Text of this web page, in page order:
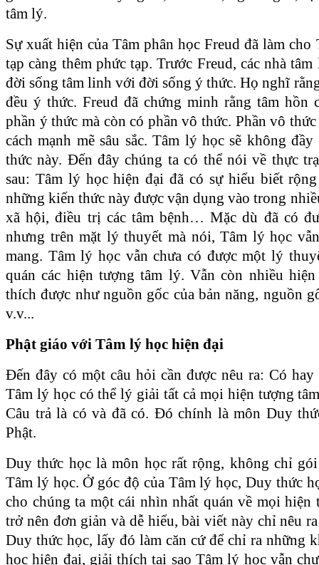
tâm lý.
Sự xuất hiện của Tâm phân học Freud đã làm
tạp càng thêm phức tạp. Trước Freud, các nhà
đời sống tâm linh với đời sống ý thức. Họ nghĩ
đều ý thức. Freud đã chứng minh rằng tâm hồn
phần ý thức mà còn có phần vô thức. Phần vô
cách mạnh mẽ sâu sắc. Tâm lý học sẽ không
thức này. Đến đây chúng ta có thể nói về thực
sau: Tâm lý học hiện đại đã có sự hiểu biết
những kiến thức này được vận dụng vào trong
xã hội, điều trị các tâm bệnh… Mặc dù đã có
nhưng trên mặt lý thuyết mà nói, Tâm lý học
mang. Tâm lý học vẫn chưa có được một lý
quán các hiện tượng tâm lý. Vẫn còn nhiều
thích được như nguồn gốc của bản năng, nguồn
v.v...
Phật giáo với Tâm lý học hiện đại
Đến đây có một câu hỏi cần được nêu ra: Có
Tâm lý học có thể lý giải tất cả mọi hiện tượng
Câu trả là có và đã có. Đó chính là môn Duy
Phật.
Duy thức học là môn học rất rộng, không chỉ
Tâm lý học. Ở góc độ của Tâm lý học, Duy thức
cho chúng ta một cái nhìn nhất quán về mọi
trở nên đơn giản và dễ hiểu, bài viết này chỉ nêu
Duy thức học, lấy đó làm căn cứ để chỉ ra những
học hiện đại, giải thích tại sao Tâm lý học vẫn